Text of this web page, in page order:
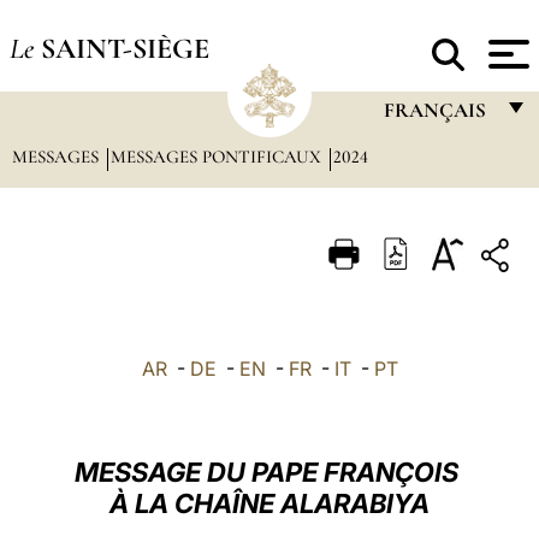
Le SAINT-SIÈGE
FRANÇAIS
ITALIANO
العربيّة
MESSAGES MESSAGES PONTIFICAUX 2024
AR- DE - EN - FR- IT- PT
MESSAGE DU PAPE FRANÇOIS
À LA CHAÎNE ALARABIYA